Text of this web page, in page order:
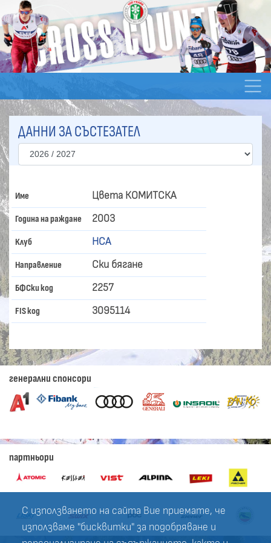
С използването на сайта Вие приемате, че
използваме "бисквитки" за подобряване и
ДАННИ ЗА СЪСТЕЗАТЕЛ
Име Цвета КОМИТСКА
Година на раждане 2003
Клуб НСА
Направление Ски бягане
БФСки код 2257
FIS код 3095114
генерални спонсори
партньори